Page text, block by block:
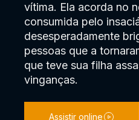
vítima. Ela acorda no
consumida pelo
desesperadamente
pessoas que a
que teve sua filha
vinganças.
Assistir online